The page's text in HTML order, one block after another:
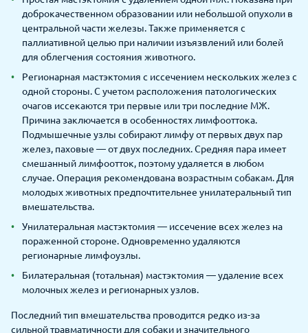
доброкачественном образовании или небольшой опухоли в
центральной части железы. Также применяется с
паллиативной целью при наличии изъязвлений или болей
для облегчения состояния животного.
Регионарная мастэктомия с иссечением нескольких желез с
одной стороны. С учетом расположения патологических
очагов иссекаются три первые или три последние МЖ.
Причина заключается в особенностях лимфооттока.
Подмышечные узлы собирают лимфу от первых двух пар
желез, паховые — от двух последних. Средняя пара имеет
смешанный лимфоотток, поэтому удаляется в любом
случае. Операция рекомендована возрастным собакам. Для
молодых животных предпочтительнее унилатеральный тип
вмешательства.
Унилатеральная мастэктомия — иссечение всех желез на
пораженной стороне. Одновременно удаляются
регионарные лимфоузлы.
Билатеральная (тотальная) мастэктомия — удаление всех
молочных желез и регионарных узлов.
Последний тип вмешательства проводится редко из-за
сильной травматичности для собаки и значительного